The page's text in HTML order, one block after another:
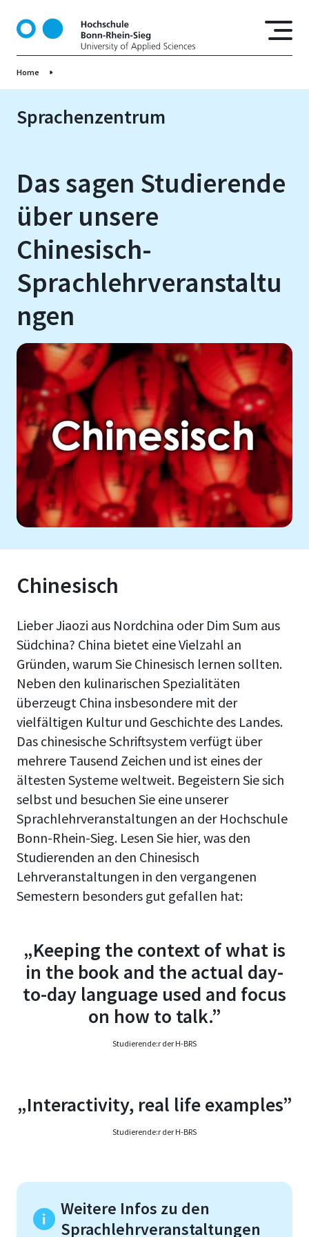
t
Home
Sprachenzentrum
Das sagen Studierende
über unsere
Chinesisch-
Sprachlehrveranstaltu
ngen
Chinesisch
Lieber Jiaozi aus Nordchina oder Dim Sum aus
Südchina? China bietet eine Vielzahl an
Gründen, warum Sie Chinesisch lernen sollten.
Neben den kulinarischen Spezialitäten
überzeugt China insbesondere mit der
vielfältigen Kultur und Geschichte des Landes.
Das chinesische Schriftsystem verfügt über
mehrere Tausend Zeichen und ist eines der
ältesten Systeme weltweit. Begeistern Sie sich
selbst und besuchen Sie eine unserer
Sprachlehrveranstaltungen an der Hochschule
Bonn-Rhein-Sieg. Lesen Sie hier, was den
Studierenden an den Chinesisch
Lehrveranstaltungen in den vergangenen
Semestern besonders gut gefallen hat:
„Keeping the context of what is
in the book and the actual day-
to-day language used and focus
on how to talk.”
Studierende:r der H-BRS
„Interactivity, real life examples”
Studierende:r der H-BRS
Weitere Infos zu den
Sprachlehrveranstaltungen